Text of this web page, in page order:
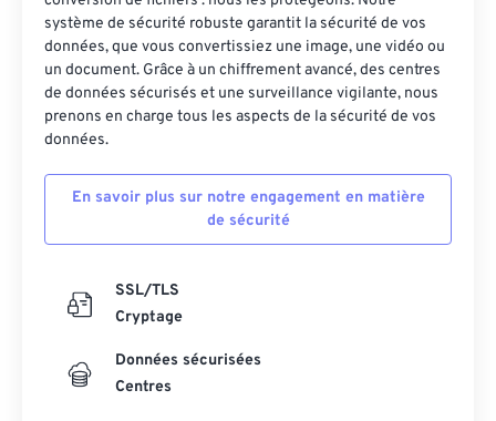
système de sécurité robuste garantit la sécurité de vos
données, que vous convertissiez une image, une vidéo ou
un document. Grâce à un chiffrement avancé, des centres
de données sécurisés et une surveillance vigilante, nous
prenons en charge tous les aspects de la sécurité de vos
données.
En savoir plus sur notre engagement en matière
de sécurité
SSL/TLS
Cryptage
Données sécurisées
Centres